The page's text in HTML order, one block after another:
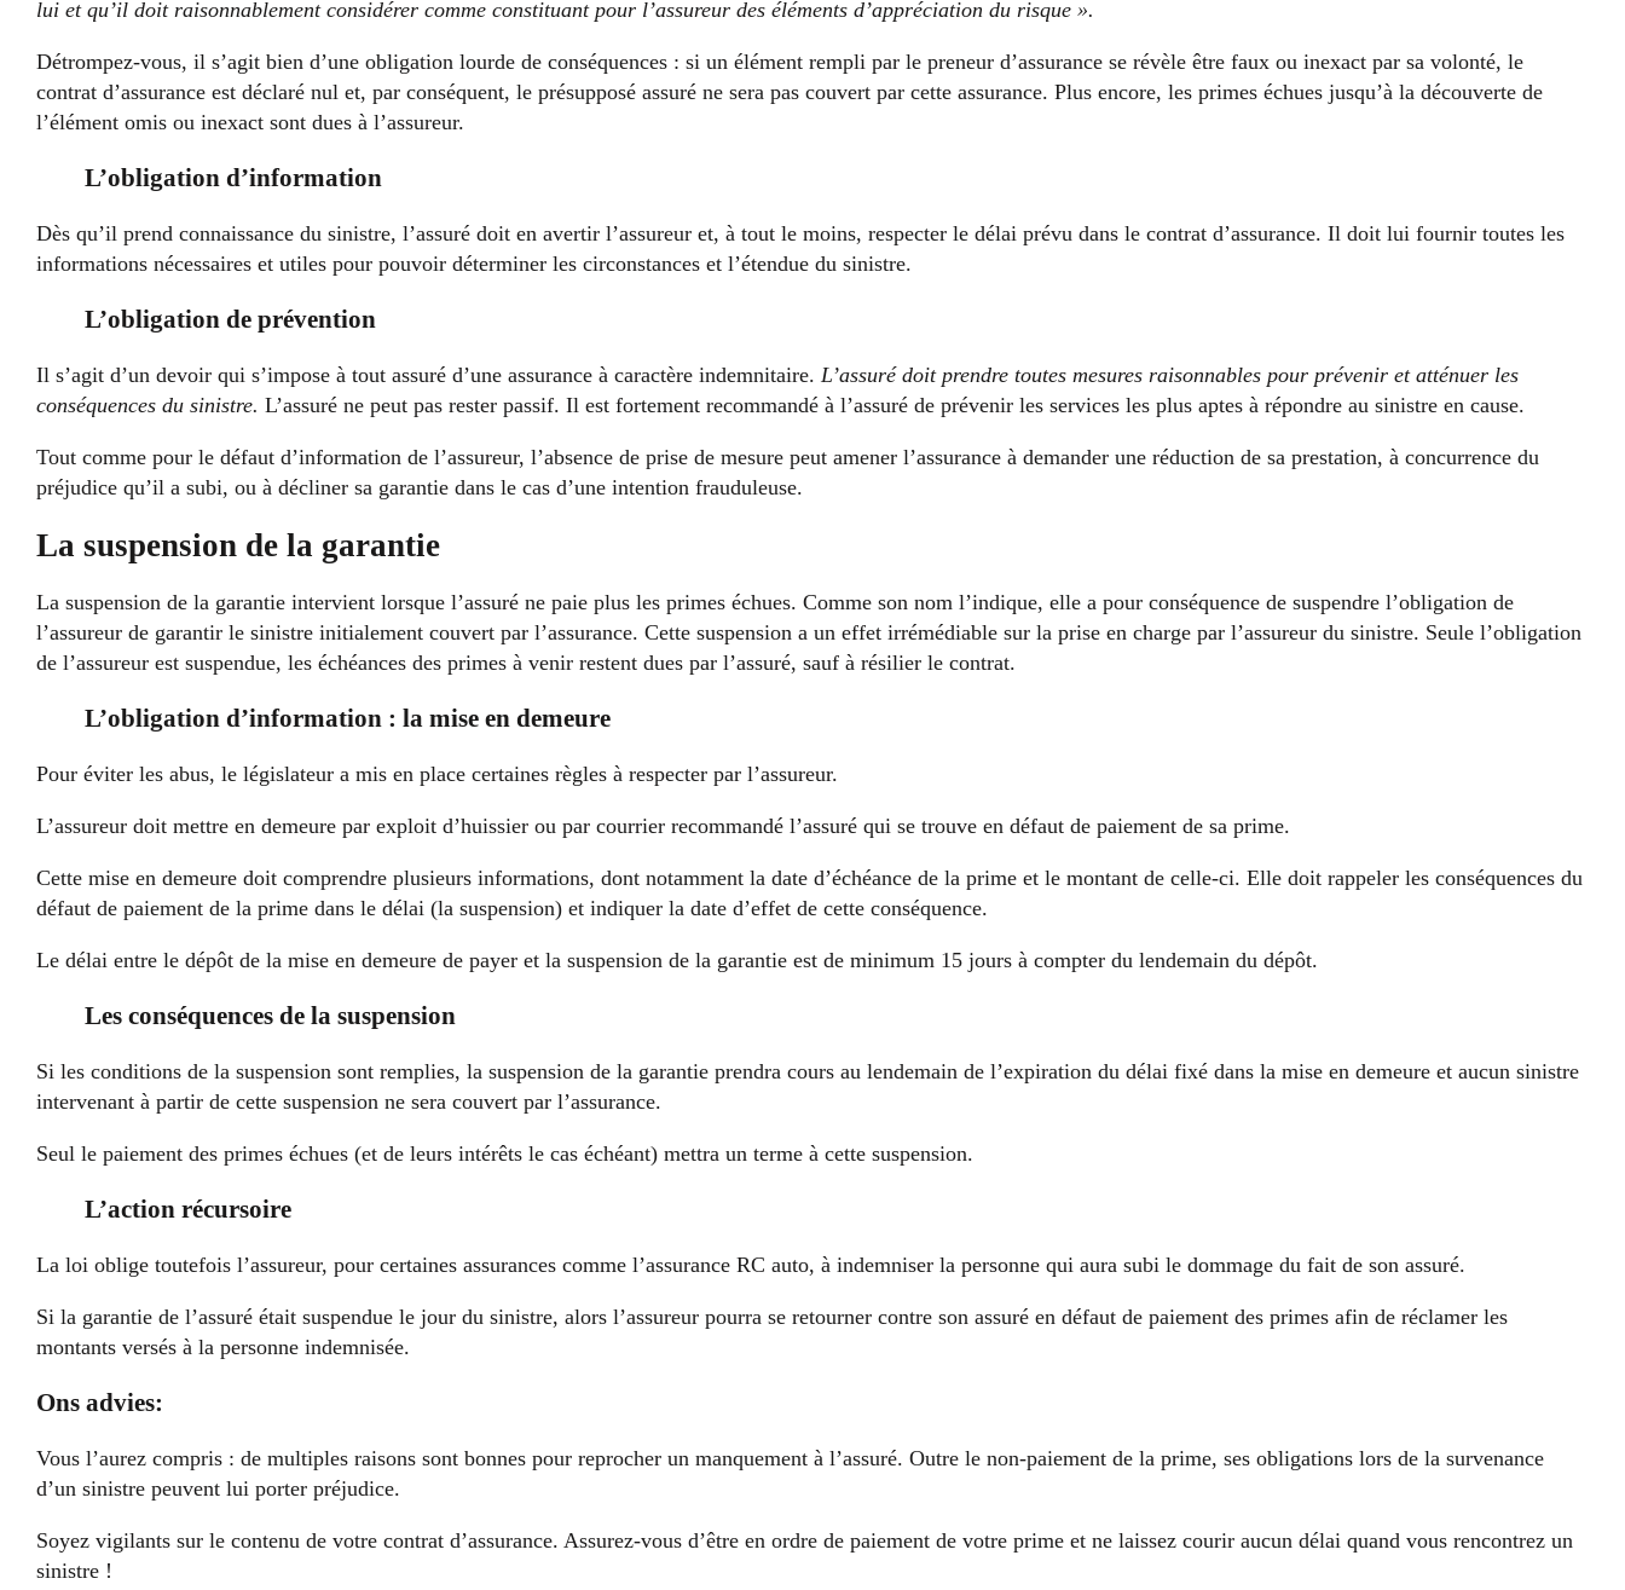
lui et qu’il doit raisonnablement considérer comme constituant pour l’assureur des éléments d’appréciation du risque ».
Détrompez-vous, il s’agit bien d’une obligation lourde de conséquences : si un élément rempli par le preneur d’assurance se révèle être faux ou inexact par sa volonté, le
contrat d’assurance est déclaré nul et, par conséquent, le présupposé assuré ne sera pas couvert par cette assurance. Plus encore, les primes échues jusqu’à la découverte de
l’élément omis ou inexact sont dues à l’assureur.
L’obligation d’information
Dès qu’il prend connaissance du sinistre, l’assuré doit en avertir l’assureur et, à tout le moins, respecter le délai prévu dans le contrat d’assurance. Il doit lui fournir toutes les
informations nécessaires et utiles pour pouvoir déterminer les circonstances et l’étendue du sinistre.
L’obligation de prévention
Il s’agit d’un devoir qui s’impose à tout assuré d’une assurance à caractère indemnitaire. L’assuré doit prendre toutes mesures raisonnables pour prévenir et atténuer les
conséquences du sinistre. L’assuré ne peut pas rester passif. Il est fortement recommandé à l’assuré de prévenir les services les plus aptes à répondre au sinistre en cause.
Tout comme pour le défaut d’information de l’assureur, l’absence de prise de mesure peut amener l’assurance à demander une réduction de sa prestation, à concurrence du
préjudice qu’il a subi, ou à décliner sa garantie dans le cas d’une intention frauduleuse.
La suspension de la garantie
La suspension de la garantie intervient lorsque l’assuré ne paie plus les primes échues. Comme son nom l’indique, elle a pour conséquence de suspendre l’obligation de
l’assureur de garantir le sinistre initialement couvert par l’assurance. Cette suspension a un effet irrémédiable sur la prise en charge par l’assureur du sinistre. Seule l’obligation
de l’assureur est suspendue, les échéances des primes à venir restent dues par l’assuré, sauf à résilier le contrat.
L’obligation d’information : la mise en demeure
Pour éviter les abus, le législateur a mis en place certaines règles à respecter par l’assureur.
L’assureur doit mettre en demeure par exploit d’huissier ou par courrier recommandé l’assuré qui se trouve en défaut de paiement de sa prime.
Cette mise en demeure doit comprendre plusieurs informations, dont notamment la date d’échéance de la prime et le montant de celle-ci. Elle doit rappeler les conséquences du
défaut de paiement de la prime dans le délai (la suspension) et indiquer la date d’effet de cette conséquence.
Le délai entre le dépôt de la mise en demeure de payer et la suspension de la garantie est de minimum 15 jours à compter du lendemain du dépôt.
Les conséquences de la suspension
Si les conditions de la suspension sont remplies, la suspension de la garantie prendra cours au lendemain de l’expiration du délai fixé dans la mise en demeure et aucun sinistre
intervenant à partir de cette suspension ne sera couvert par l’assurance.
Seul le paiement des primes échues (et de leurs intérêts le cas échéant) mettra un terme à cette suspension.
L’action récursoire
La loi oblige toutefois l’assureur, pour certaines assurances comme l’assurance RC auto, à indemniser la personne qui aura subi le dommage du fait de son assuré.
Si la garantie de l’assuré était suspendue le jour du sinistre, alors l’assureur pourra se retourner contre son assuré en défaut de paiement des primes afin de réclamer les
montants versés à la personne indemnisée.
Ons advies:
Vous l’aurez compris : de multiples raisons sont bonnes pour reprocher un manquement à l’assuré. Outre le non-paiement de la prime, ses obligations lors de la survenance
d’un sinistre peuvent lui porter préjudice.
Soyez vigilants sur le contenu de votre contrat d’assurance. Assurez-vous d’être en ordre de paiement de votre prime et ne laissez courir aucun délai quand vous rencontrez un
sinistre !